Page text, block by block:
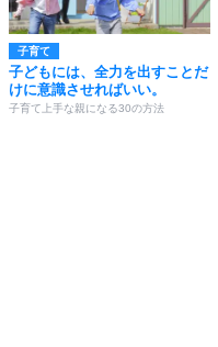
子育て
子どもには、全力を出すことだ
けに意識させればいい。
子育て上手な親になる30の方法